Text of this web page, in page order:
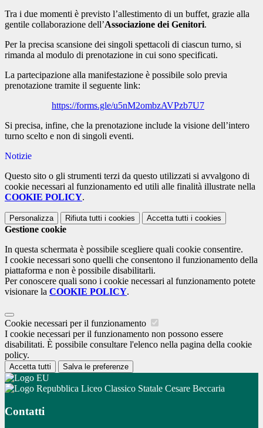
Tra i due momenti è previsto l’allestimento di un buffet, grazie alla
gentile collaborazione dell’Associazione dei Genitori.
Per la precisa scansione dei singoli spettacoli di ciascun turno, si
rimanda al modulo di prenotazione in cui sono specificati.
La partecipazione alla manifestazione è possibile solo previa
prenotazione tramite il seguente link:
https://forms.gle/u5nM2ombzAVPzb7U7
Si precisa, infine, che la prenotazione include la visione dell’intero
turno scelto e non di singoli eventi.
Notizie
Questo sito o gli strumenti terzi da questo utilizzati si avvalgono di
cookie necessari al funzionamento ed utili alle finalità illustrate nella
COOKIE POLICY.
Personalizza Rifiuta tutti i cookies Accetta tutti i cookies
Gestione cookie
In questa schermata è possibile scegliere quali cookie consentire.
I cookie necessari sono quelli che consentono il funzionamento della
piattaforma e non è possibile disabilitarli.
Per conoscere quali sono i cookie necessari al funzionamento potete
visionare la COOKIE POLICY.
Cookie necessari per il funzionamento
I cookie necessari per il funzionamento non possono essere
disabilitati. È possibile consultare l'elenco nella pagina della cookie
policy.
Accetta tutti Salva le preferenze
Liceo Classico Statale Cesare Beccaria
Contatti